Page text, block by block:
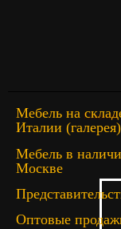
Мебель на
Италии (галерея)
Мебель в
Москве
Оптовые
Главная